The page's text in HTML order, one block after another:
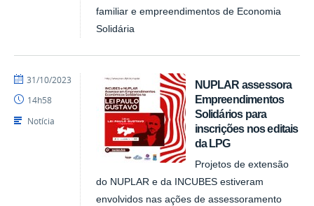
familiar e empreendimentos de Economia
Solidária
NUPLAR assessora
Empreendimentos
Solidários para
inscrições nos editais
da LPG
Projetos de extensão
do NUPLAR e da INCUBES estiveram
envolvidos nas ações de assessoramento
por
publicado
31/10/2023
14h58
Notícia